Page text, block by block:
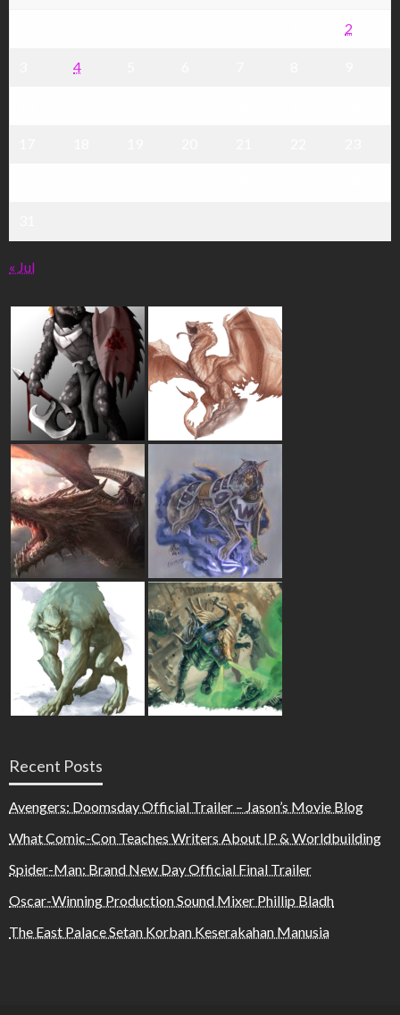
2
4
« Jul
Recent Posts
Avengers: Doomsday Official Trailer – Jason’s Movie Blog
What Comic-Con Teaches Writers About IP & Worldbuilding
Spider-Man: Brand New Day Official Final Trailer
Oscar-Winning Production Sound Mixer Phillip Bladh
The East Palace Setan Korban Keserakahan Manusia